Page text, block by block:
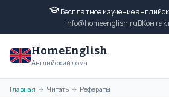
Бесплатное изучение
info@homeenglish.ru
HomeEnglish
Английский дома
Главная → Читать → Рефераты